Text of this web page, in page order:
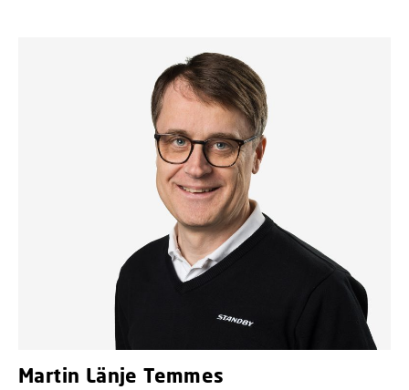
Martin Länje Temmes